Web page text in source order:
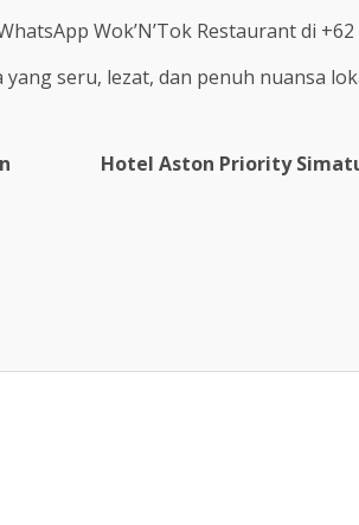
Wok’N’Tok Restaurant di +62
seru, lezat, dan penuh nuansa
Hotel Aston Priority